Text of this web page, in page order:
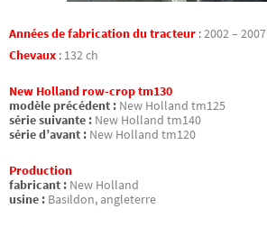
Années de fabrication du tracteur :2002 – 2007
Chevaux : 132 ch
New Holland row-crop tm130
modèle précédent : New Holland tm125
série suivante : New Holland tm140
série d’avant : New Holland tm120
Production
fabricant : New Holland
usine : Basildon, angleterre